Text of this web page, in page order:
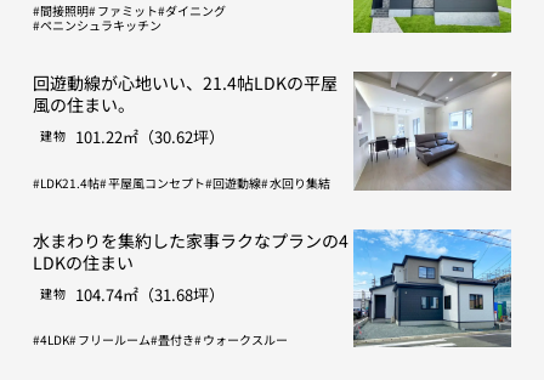
間接照明 ファミット ダイニング
ペニンシュラキッチン
回遊動線が心地いい、21.4帖LDKの平屋
風の住まい。
建物 101.22㎡（30.62坪）
LDK21.4帖 平屋風コンセプト 回遊動線 水回り集結
水まわりを集約した家事ラクなプランの4
LDKの住まい
建物 104.74㎡（31.68坪）
4LDK フリールーム 畳付き ウォークスルー